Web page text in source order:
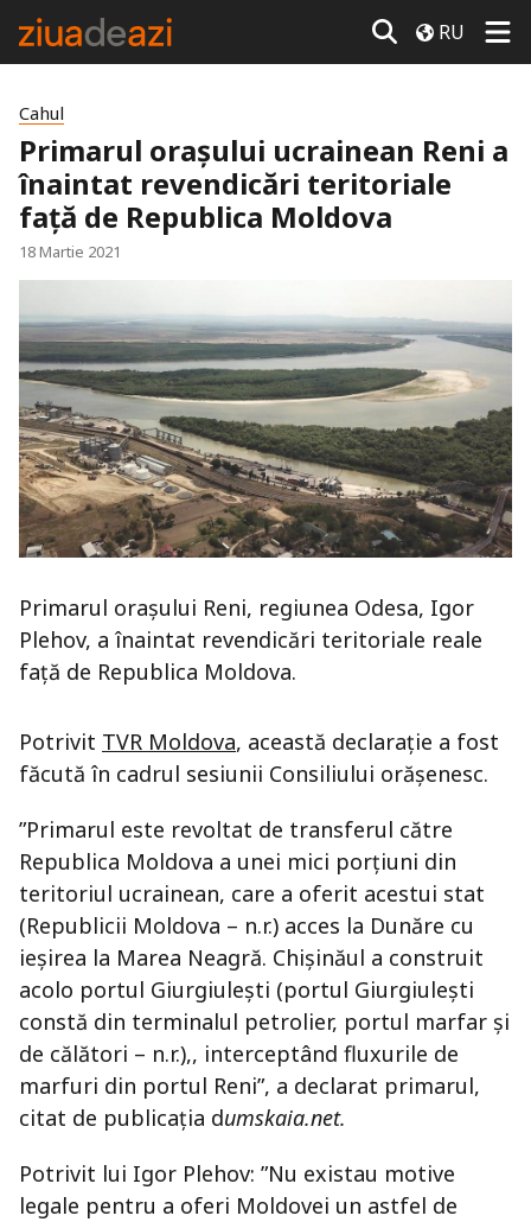
RU
Cahul
Primarul oraşului ucrainean Reni a
înaintat revendicări teritoriale
faţă de Republica Moldova
18 Martie 2021
Primarul oraşului Reni, regiunea Odesa, Igor
Plehov, a înaintat revendicări teritoriale reale
faţă de Republica Moldova.
Potrivit TVR Moldova, această declaraţie a fost
făcută în cadrul sesiunii Consiliului orăşenesc.
”Primarul este revoltat de transferul către
Republica Moldova a unei mici porţiuni din
teritoriul ucrainean, care a oferit acestui stat
(Republicii Moldova – n.r.) acces la Dunăre cu
ieşirea la Marea Neagră. Chişinăul a construit
acolo portul Giurgiuleşti (portul Giurgiuleşti
constă din terminalul petrolier, portul marfar şi
de călători – n.r.),, interceptând fluxurile de
marfuri din portul Reni”, a declarat primarul,
citat de publicaţia dumskaia.net.
Potrivit lui Igor Plehov: ”Nu existau motive
legale pentru a oferi Moldovei un astfel de